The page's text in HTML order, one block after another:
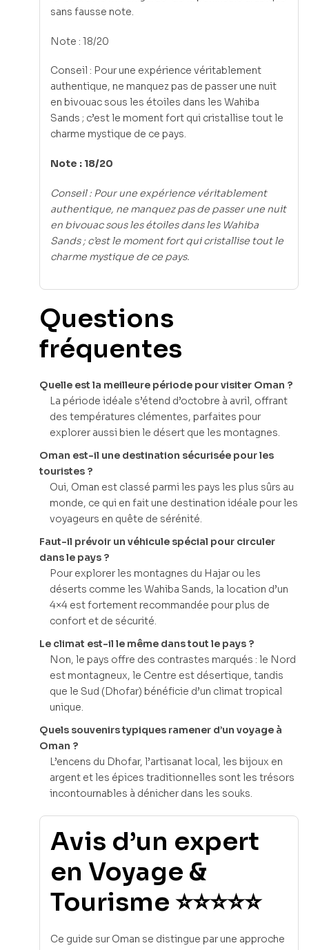
sans fausse note.
Note : 18/20
Conseil : Pour une expérience véritablement
authentique, ne manquez pas de passer une nuit
en bivouac sous les étoiles dans les Wahiba
Sands ; c’est le moment fort qui cristallise tout le
charme mystique de ce pays.
Note : 18/20
Conseil : Pour une expérience véritablement
authentique, ne manquez pas de passer une nuit
en bivouac sous les étoiles dans les Wahiba
Sands ; c’est le moment fort qui cristallise tout le
charme mystique de ce pays.
Questions
fréquentes
Quelle est la meilleure période pour visiter Oman ?
La période idéale s’étend d’octobre à avril, offrant
des températures clémentes, parfaites pour
explorer aussi bien le désert que les montagnes.
Oman est-il une destination sécurisée pour les
touristes ?
Oui, Oman est classé parmi les pays les plus sûrs au
monde, ce qui en fait une destination idéale pour les
voyageurs en quête de sérénité.
Faut-il prévoir un véhicule spécial pour circuler
dans le pays ?
Pour explorer les montagnes du Hajar ou les
déserts comme les Wahiba Sands, la location d’un
4×4 est fortement recommandée pour plus de
confort et de sécurité.
Le climat est-il le même dans tout le pays ?
Non, le pays offre des contrastes marqués : le Nord
est montagneux, le Centre est désertique, tandis
que le Sud (Dhofar) bénéficie d’un climat tropical
unique.
Quels souvenirs typiques ramener d’un voyage à
Oman ?
L’encens du Dhofar, l’artisanat local, les bijoux en
argent et les épices traditionnelles sont les trésors
incontournables à dénicher dans les souks.
Avis d’un expert
en Voyage &
Tourisme ⭐⭐⭐⭐⭐
Ce guide sur Oman se distingue par une approche